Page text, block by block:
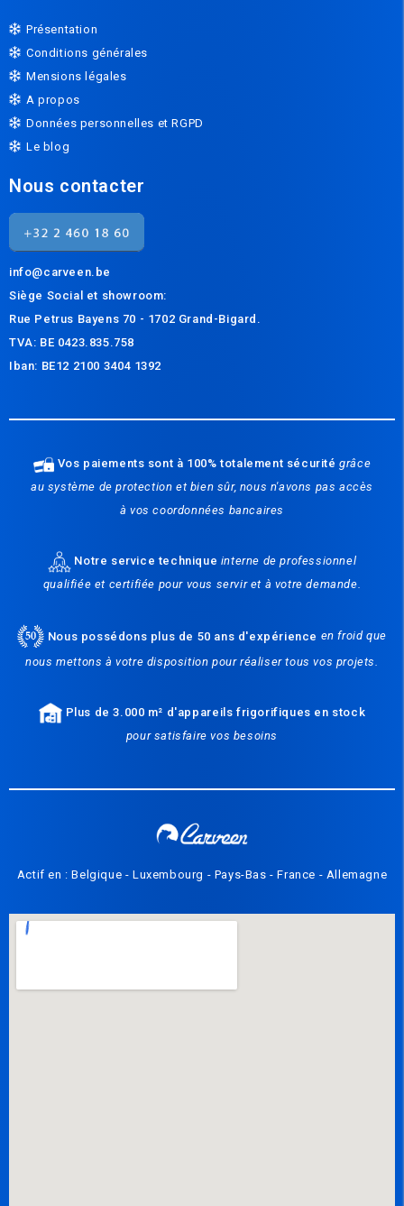
Présentation
Conditions générales
Mensions légales
A propos
Données personnelles et RGPD
Le blog
Nous contacter
info@carveen.be
Siège Social et showroom:
Rue Petrus Bayens 70 - 1702 Grand-Bigard.
TVA: BE 0423.835.758
Iban: BE12 2100 3404 1392
Vos paiements sont à 100% totalement sécuritégrâce
au système de protection et bien sûr, nous n'avons pas accès
à vos coordonnées bancaires
Notre service technique interne de professionnel
qualifiée et certifiée pour vous servir et à votre demande.
Nous possédons plus de 50 ans d'expérience en froid que
nous mettons à votre disposition pour réaliser tous vos projets.
Plus de 3.000 m² d'appareils frigorifiques en stock
pour satisfaire vos besoins
Actif en : Belgique - Luxembourg - Pays-Bas - France - Allemagne